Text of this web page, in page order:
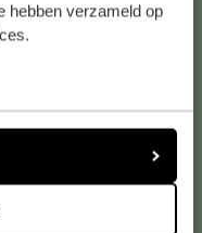
hebben verzameld op
Hilfe brauchen, wenden
Oder lesen Sie hier